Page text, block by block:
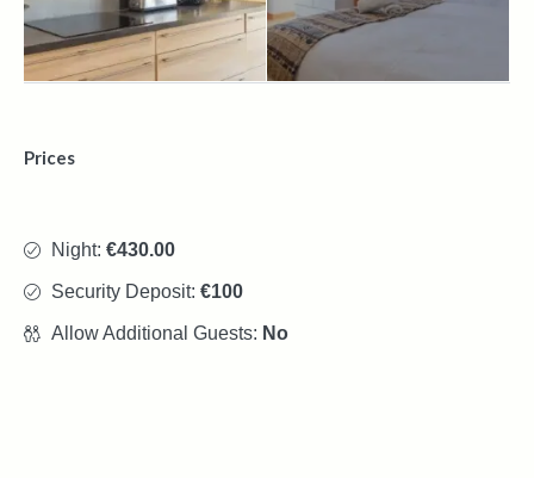
Prices
Night: €430.00
Security Deposit: €100
Allow Additional Guests: No